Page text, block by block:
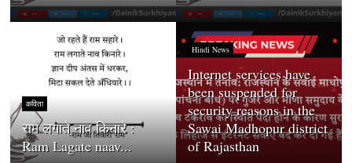
कविता
राम लगाते नाव किनारे :
Ram Lagate naav...
Hindi News
Internet services have
been suspended for
security reasons in the
Sawai Madhopur district
of Rajasthan